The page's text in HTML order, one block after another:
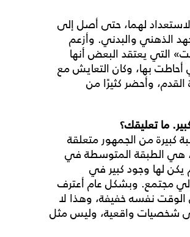
لهما، حتى أصل إلى
الذهني والبدني. وأزعم
التي يعتقد البعض أنها
بها، وكان التعايش مع
وأحضر كثيرًا من
ما تعليقك؟
كبيرة من الجمهور متعلقة
هي الطبقة المتوسطة في
لها وجود كبير في
مجتمع. وبشكل عام أعترف
الوقت نفسه خفيفة، وهذا لا
على شخصيات واقعية، وليس مثل